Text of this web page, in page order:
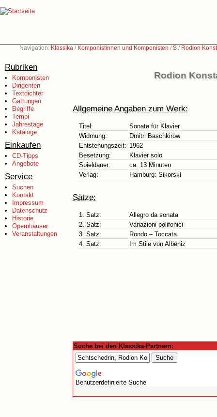
Navigation: Klassika / Komponistinnen und Komponisten /S / Rodion
Rubriken
Komponisten
Dirigenten
Textdichter
Gattungen
Begriffe
Tempi
Jahrestage
Kataloge
Einkaufen
CD-Tipps
Angebote
Service
Suchen
Kontakt
Impressum
Datenschutz
Historie
Opernhäuser
Veranstaltungen
Rodion
Allgemeine Angaben zum Werk:
Titel:
Sonate für Klavier
Widmung:
Dmitri Baschkirow
Entstehungszeit: 1962
Besetzung:
Klavier solo
Spieldauer:
ca. 13 Minuten
Verlag:
Hamburg: Sikorski
Sätze:
1. Satz:
Allegro da sonata
2. Satz:
Variazioni polifonici
3. Satz:
Rondo – Toccata
4. Satz:
Im Stile von Albéniz
Suche bei den Klassika-Partnern:
Benutzerdefinierte Suche